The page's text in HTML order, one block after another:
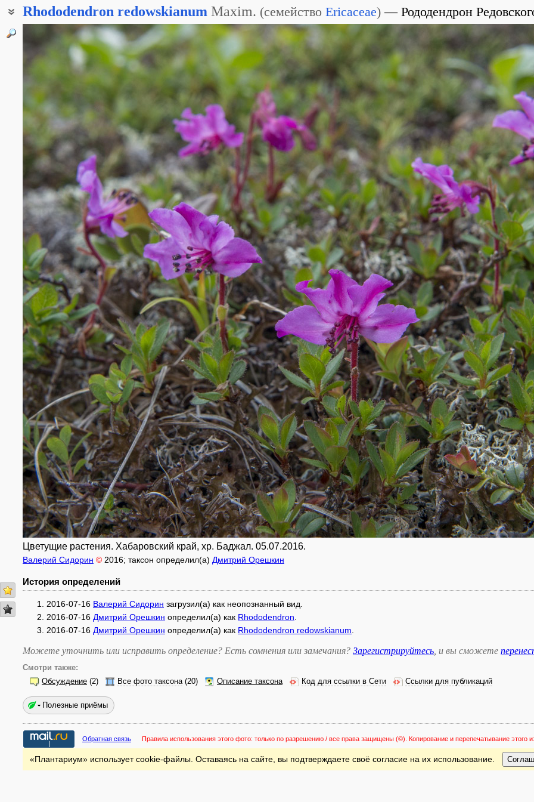
Rhododendron redowskianum Maxim. (семейство Ericaceae) Рододендрон
Цветущие растения. Хабаровский край, хр. Баджал. 05.07.2016.
Валерий Сидорин © 2016; таксон определил(а) Дмитрий Орешкин
История определений
2016-07-16 Валерий Сидорин загрузил(а) как неопознанный вид
2016-07-16 Дмитрий Орешкин определил(а) как Rhododendron
2016-07-16 Дмитрий Орешкин определил(а) как Rhododendron redowskianum
Можете уточнить или исправить определение? Есть сомнения или замечания? Зарегистрируйтесь , и вы сможете
Смотри также:
Обсуждение (2) Все фото таксона(20) Описание таксона Код для ссылки в Сети Ссылки для публикаций
Полезные приёмы
Обратная связь Правила использования этого фото: только по разрешению / все права защищены (©). Копирование и перепечатывание
«Плантариум» использует cookie-файлы. Оставаясь на сайте, вы подтверждаете своё согласие на их использование.